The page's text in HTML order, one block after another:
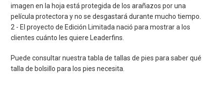
imagen en la hoja está protegida de los arañazos por una
película protectora y no se desgastará durante mucho tiempo.
2 - El proyecto de Edición Limitada nació para mostrar a los
clientes cuánto les quiere Leaderfins.
Puede consultar nuestra tabla de tallas de pies para saber qué
talla de bolsillo para los pies necesita.